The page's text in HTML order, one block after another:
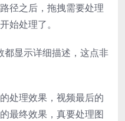
径之后，拖拽需要处理
始处理了。
都显示详细描述，这点非
处理效果，视频最后的
最终效果，真要处理图